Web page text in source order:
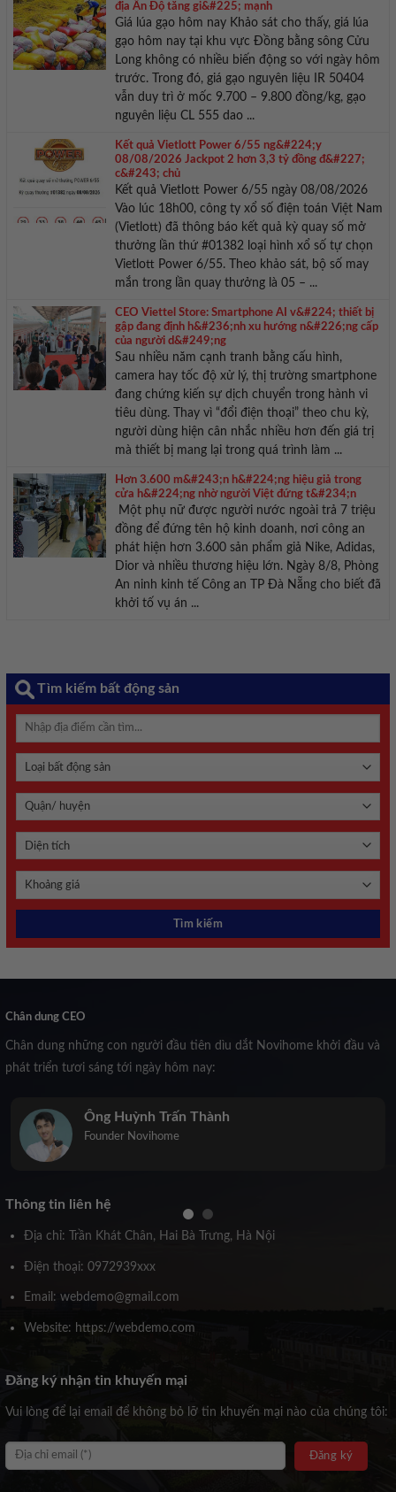
địa Ấn Độ tăng gi&#225; mạnh
Giá lúa gạo hôm nay Khảo sát cho thấy, giá lúa
gạo hôm nay tại khu vực Đồng bằng sông Cửu
Long không có nhiều biến động so với ngày hôm
trước. Trong đó, giá gạo nguyên liệu IR 50404
vẫn duy trì ở mốc 9.700 – 9.800 đồng/kg, gạo
nguyên liệu CL 555 dao ...
Kết quả Vietlott Power 6/55 ng&#224;y
08/08/2026 Jackpot 2 hơn 3,3 tỷ đồng đ&#227;
c&#243; chủ
Kết quả Vietlott Power 6/55 ngày 08/08/2026
Vào lúc 18h00, công ty xổ số điện toán Việt Nam
(Vietlott) đã thông báo kết quả kỳ quay số mở
thưởng lần thứ #01382 loại hình xổ số tự chọn
Vietlott Power 6/55. Theo khảo sát, bộ số may
mắn trong lần quay thưởng là 05 – ...
CEO Viettel Store: Smartphone AI v&#224; thiết bị
gập đang định h&#236;nh xu hướng n&#226;ng cấp
của người d&#249;ng
Sau nhiều năm cạnh tranh bằng cấu hình,
camera hay tốc độ xử lý, thị trường smartphone
đang chứng kiến sự dịch chuyển trong hành vi
tiêu dùng. Thay vì “đổi điện thoại” theo chu kỳ,
người dùng hiện cân nhắc nhiều hơn đến giá trị
mà thiết bị mang lại trong quá trình làm ...
Hơn 3.600 m&#243;n h&#224;ng hiệu giả trong
cửa h&#224;ng nhờ người Việt đứng t&#234;n
Một phụ nữ được người nước ngoài trả 7 triệu
đồng để đứng tên hộ kinh doanh, nơi công an
phát hiện hơn 3.600 sản phẩm giả Nike, Adidas,
Dior và nhiều thương hiệu lớn. Ngày 8/8, Phòng
An ninh kinh tế Công an TP Đà Nẵng cho biết đã
khởi tố vụ án ...
Tìm kiếm bất động sản
Chân dung CEO
Chân dung những con người đầu tiên dìu dắt Novihome khởi đầu và
phát triển tươi sáng tới ngày hôm nay:
Ông Huỳnh Trấn Thành
Founder Novihome
Thông tin liên hệ
Địa chỉ: Trần Khát Chân, Hai Bà Trưng, Hà Nội
Điện thoại: 0972939xxx
Email: webdemo@gmail.com
Website: https://webdemo.com
Đăng ký nhận tin khuyến mại
Vui lòng để lại email để không bỏ lỡ tin khuyến mại nào của chúng tôi: